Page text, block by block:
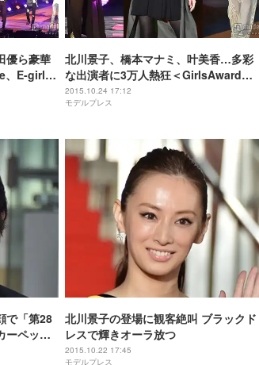
優ら豪華
、E-girls
北川景子、橋本マナミ、叶美香…多彩
な出演者に3万人熱狂＜GirlsAward
2015 A／W＞
2015.10.24 17:12
モデルプレス
で「第28
ーペット
北川景子の登場に観客絶叫 ブラックド
レスで輝きオーラ放つ
2015.10.22 17:45
モデルプレス